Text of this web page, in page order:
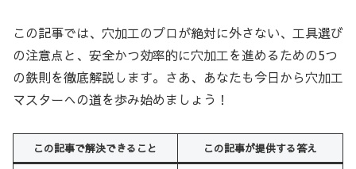
この記事では、穴加工のプロが絶対に外さない、工具選び
の注意点と、安全かつ効率的に穴加工を進めるための5つ
の鉄則を徹底解説します。さあ、あなたも今日から穴加工
マスターへの道を歩み始めましょう！
この記事で解決できること この記事が提供する答え